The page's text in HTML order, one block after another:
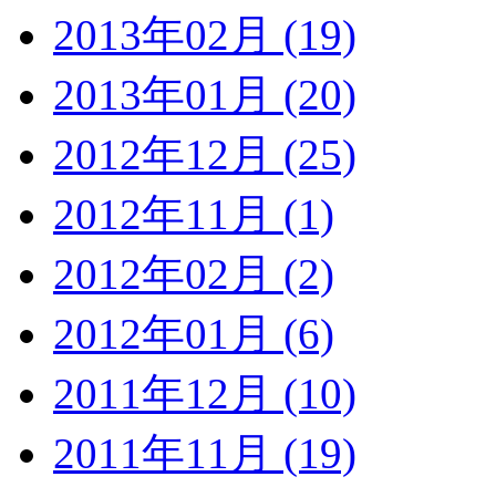
2013年02月 (19)
2013年01月 (20)
2012年12月 (25)
2012年11月 (1)
2012年02月 (2)
2012年01月 (6)
2011年12月 (10)
2011年11月 (19)